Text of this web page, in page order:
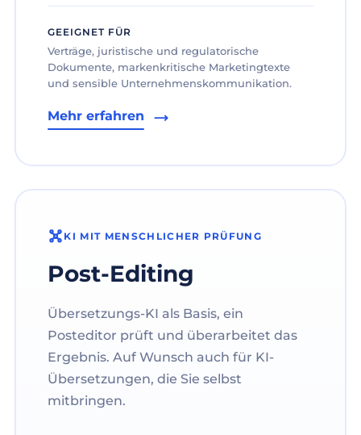
GEEIGNET FÜR
Verträge, juristische und regulatorische
Dokumente, markenkritische Marketingtexte
und sensible Unternehmenskommunikation.
Mehr erfahren
KI MIT MENSCHLICHER PRÜFUNG
Post-Editing
Übersetzungs-KI als Basis, ein
Posteditor prüft und überarbeitet das
Ergebnis. Auf Wunsch auch für KI-
Übersetzungen, die Sie selbst
mitbringen.